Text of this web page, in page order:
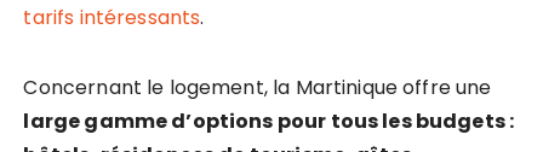
tarifs intéressants.
Concernant le logement, la Martinique offre une
large gamme d’options pour tous les budgets :